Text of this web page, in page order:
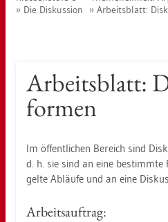
Die Dis­kus­si­on
Ar­beits­blatt:
Ar­beits­blatt:
for­men
Im öf­fent­li­chen Be­reich sind
d. h. sie sind an eine
gel­te Ab­läu­fe und an eine
Ar­beits­auf­trag: